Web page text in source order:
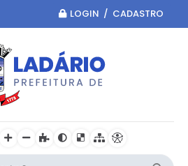
LOGIN / CADASTRO